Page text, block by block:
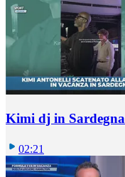
Kimi dj in Sardegna
02:21